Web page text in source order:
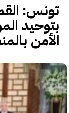
تونس:
بتوحيد
الأمن